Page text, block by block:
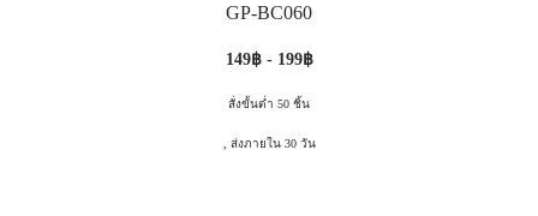
GP-BC060
149฿ - 199฿
สั่งขั้นต่ำ 50 ชิ้น
, ส่งภายใน 30 วัน